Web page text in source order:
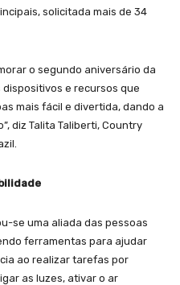
solicitada mais de 34
o segundo aniversário da
e recursos que
mais fácil e divertida, dando a
diz Talita Taliberti, Country
se uma aliada das pessoas
ferramentas para ajudar
ao realizar tarefas por
as luzes, ativar o ar